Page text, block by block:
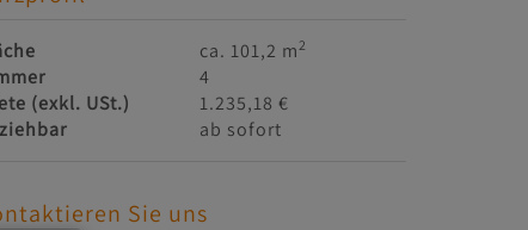
ca. 101,2 m2
4
(exkl. USt.)
1.235,18 €
ab sofort
Sie uns